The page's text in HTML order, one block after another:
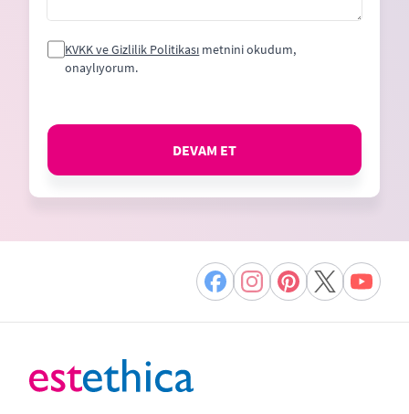
KVKK ve Gizlilik Politikası metnini okudum,
onaylıyorum.
DEVAM ET